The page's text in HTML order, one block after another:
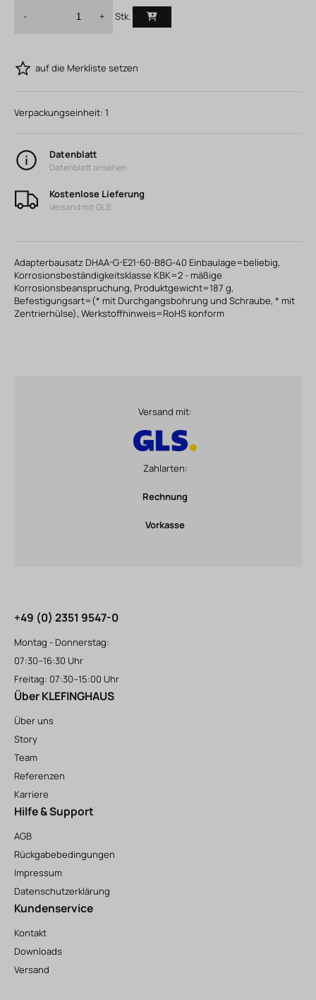
- + Stk.
auf die Merkliste setzen
Verpackungseinheit: 1
Datenblatt
Datenblatt ansehen
Kostenlose Lieferung
Versand mit GLS
Adapterbausatz DHAA-G-E21-60-B8G-40 Einbaulage=beliebig,
Korrosionsbeständigkeitsklasse KBK=2 - mäßige
Korrosionsbeanspruchung, Produktgewicht=187 g,
Befestigungsart=(* mit Durchgangsbohrung und Schraube, * mit
Zentrierhülse), Werkstoffhinweis=RoHS konform
Versand mit:
Zahlarten:
Rechnung
Vorkasse
+49 (0) 2351 9547-0
Montag - Donnerstag:
07:30–16:30 Uhr
Freitag: 07:30–15:00 Uhr
Über KLEFINGHAUS
Über uns
Story
Team
Referenzen
Karriere
Hilfe & Support
AGB
Rückgabebedingungen
Impressum
Datenschutzerklärung
Kundenservice
Kontakt
Downloads
Versand